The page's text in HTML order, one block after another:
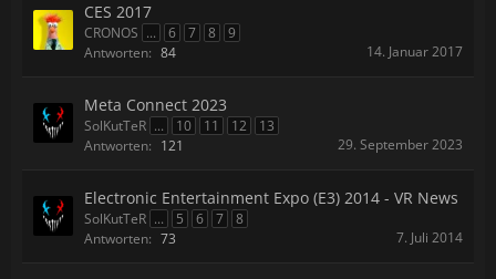
CES 2017
CRONOS ... 6 7 8
9
Antworten: 84 14. Januar 2017
Meta Connect 2023
SolKutTeR ... 10 11 12
13
Antworten: 121 29. September 2023
Electronic Entertainment Expo (E3) 2014 - VR News
SolKutTeR ... 5 6 7
8
Antworten: 73 7. Juli 2014